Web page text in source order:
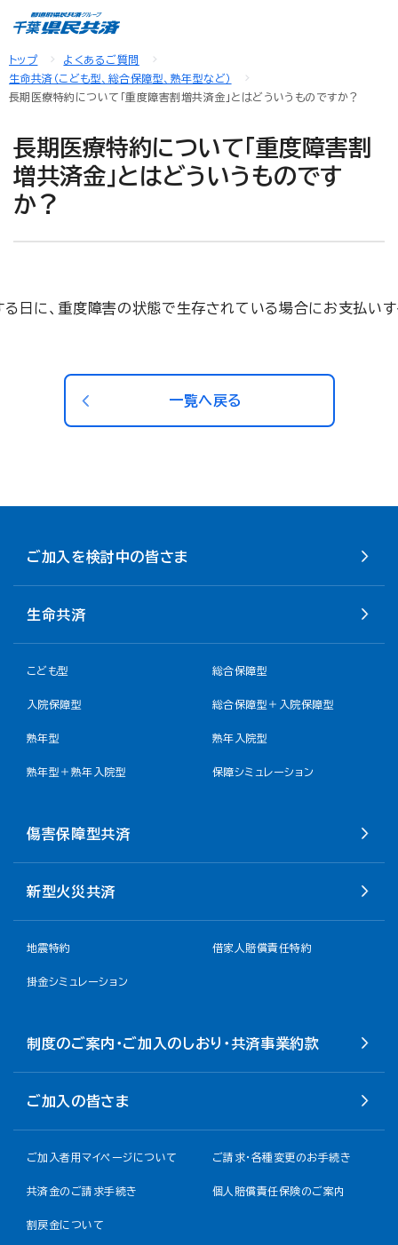
トップ
よくあるご質問
生命共済（こども型、総合保障型、熟年型など）
長期医療特約について「重度障害割増共済金」とはどういうものですか？
長期医療特約について「重度障害割
増共済金」とはどういうものです
か？
日に、重度障害の状態で生存されている場合にお支払い
一覧へ戻る
ご加入を検討中の皆さま
生命共済
こども型 総合保障型
入院保障型 総合保障型＋入院保障型
熟年型 熟年入院型
熟年型＋熟年入院型 保障シミュレーション
傷害保障型共済
新型火災共済
地震特約 借家人賠償責任特約
掛金シミュレーション
制度のご案内・ご加入のしおり・共済事業約款
ご加入の皆さま
ご加入者用マイページについて ご請求・各種変更のお手続き
共済金のご請求手続き 個人賠償責任保険のご案内
割戻金について​